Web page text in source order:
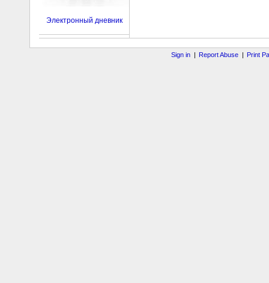
Электронный дневник
Sign in | Report Abuse | Print